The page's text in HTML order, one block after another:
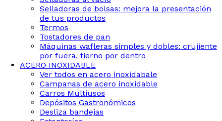
Selladoras de bolsas: mejora la presentación
de tus productos
Termos
Tostadores de pan
Máquinas wafleras simples y dobles: crujiente
por fuera, tierno por dentro
ACERO INOXIDABLE
Ver todos en acero inoxidabale
Campanas de acero inoxidable
Carros Multiusos
Depósitos Gastronómicos
Desliza bandejas